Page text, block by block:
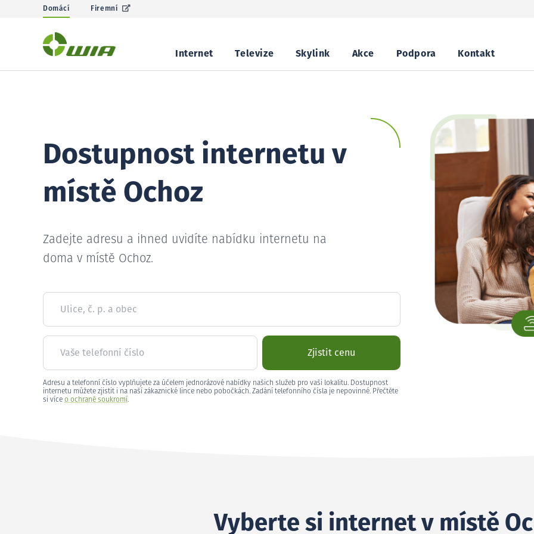
Domácí Firemní
Internet Televize Skylink Akce Podpora Kontakt
Dostupnost internetu v
místě Ochoz
Zadejte adresu a ihned uvidíte nabídku internetu na
doma v místě Ochoz.
Ulice, č. p. a obec
Vaše telefonní číslo Zjistit cenu
Adresu a telefonní číslo vyplňujete za účelem jednorázové nabídky našich služeb pro vaši lokalitu. Dostupnost
internetu můžete zjistit i na naší zákaznické lince nebo pobočkách. Zadání telefonního čísla je nepovinné. Přečtěte
si více o ochraně soukromí.
Vyberte si internet v místě